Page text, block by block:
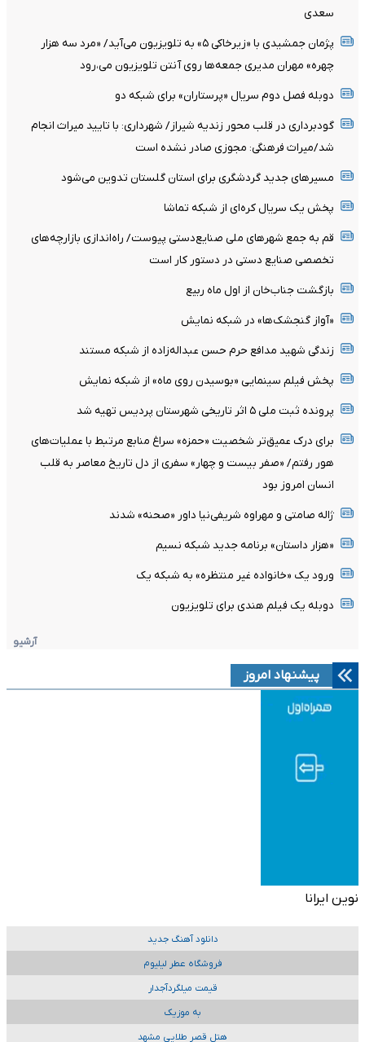
سعدی
پژمان جمشیدی با «زیرخاکی ۵» به تلویزیون می‌آید/ «مرد سه هزار
چهره» مهران مدیری جمعه‌ها روی آنتن تلویزیون می‌،رود
دوبله فصل دوم سریال «پرستاران» برای شبکه دو
گودبرداری در قلب محور زندیه شیراز/ شهرداری: با تایید میراث انجام
شد/میراث فرهنگی: مجوزی صادر نشده است
مسیرهای جدید گردشگری برای استان گلستان تدوین می‌شود
پخش یک سریال کره‌ای از شبکه تماشا
قم به جمع شهرهای ملی صنایع‌دستی پیوست/ راه‌اندازی بازارچه‌های
تخصصی صنایع دستی در دستور کار است
بازگشت جناب‌خان از اول ماه ربیع
«آواز گنجشک‌ها» در شبکه نمایش
زندگی شهید مدافع حرم حسن عبداله‌زاده از شبکه مستند
پخش فیلم سینمایی «بوسیدن روی ماه» از شبکه نمایش
پرونده ثبت ملی ۵ اثر تاریخی شهرستان پردیس تهیه شد
برای درک عمیق‌تر شخصیت «حمزه» سراغ منابع مرتبط با عملیات‌های
هور رفتم/ «صفر بیست و چهار» سفری از دل تاریخ معاصر به قلب
انسان امروز بود
ژاله صامتی و مهراوه شریفی‌نیا داور «صحنه» شدند
«هزار داستان» برنامه جدید شبکه نسیم
ورود یک «خانواده غیر منتظره» به شبکه یک
دوبله یک فیلم هندی برای تلویزیون
آرشیو
پیشنهاد امروز
نوین ایرانا
دانلود آهنگ جدید
فروشگاه عطر لیلیوم
قیمت میلگردآجدار
به موزیک
هتل قصر طلایی مشهد